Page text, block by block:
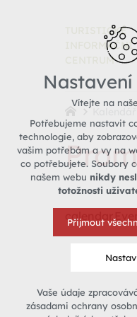
TURISTICKÉ
INFORMAČNÍ
CENTRUM
Vítejte na
Potřebujeme nastavit
technologie, aby
vašim potřebám a vy na
co potřebujete. Soubory
našem webu nikdy
totožnosti
Přijmout
Technická cookies
Vaše údaje
zásadami ochrany